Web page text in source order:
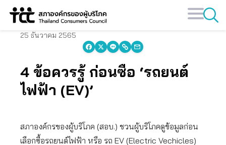
Skip
25 ธันวาคม 2565
4 ข้อควรรู้ ก่อนซื้อ ‘รถยนต์
ไฟฟ้า (EV)’
สภาองค์กรของผู้บริโภค (สอบ.) ชวนผู้บริโภคดูข้อมูลก่อน
เลือกซื้อรถยนต์ไฟฟ้า หรือ รถ EV (Electric Vechicles)